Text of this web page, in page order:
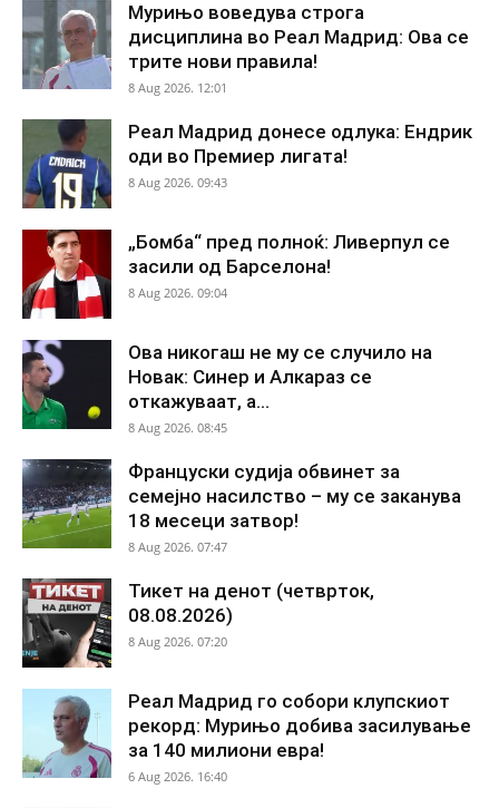
Мурињо воведува строга
дисциплина во Реал Мадрид: Ова се
трите нови правила!
8 Aug 2026. 12:01
Реал Мадрид донесе одлука: Ендрик
оди во Премиер лигата!
8 Aug 2026. 09:43
„Бомба“ пред полноќ: Ливерпул се
засили од Барселона!
8 Aug 2026. 09:04
Ова никогаш не му се случило на
Новак: Синер и Алкараз се
откажуваат, а...
8 Aug 2026. 08:45
Француски судија обвинет за
семејно насилство – му се заканува
18 месеци затвор!
8 Aug 2026. 07:47
Тикет на денот (четврток,
08.08.2026)
8 Aug 2026. 07:20
Реал Мадрид го собори клупскиот
рекорд: Мурињо добива засилување
за 140 милиони евра!
6 Aug 2026. 16:40